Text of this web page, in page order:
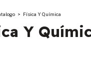
> Física Y Química
Y